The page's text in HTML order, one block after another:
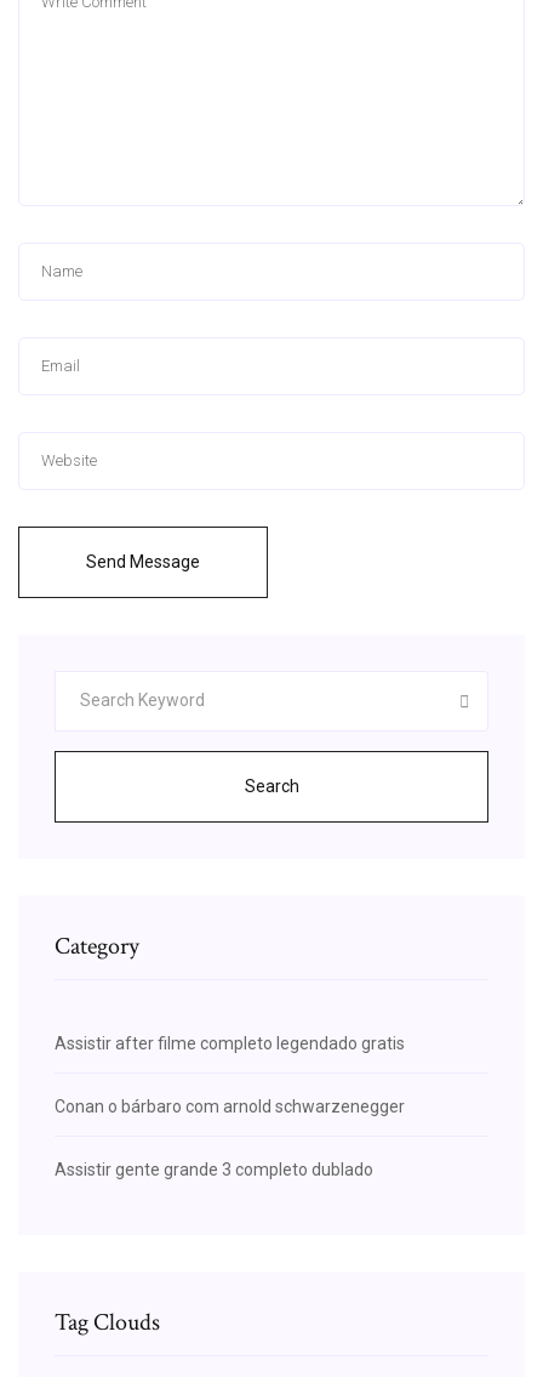
Send Message
Search
Category
Assistir after filme completo legendado gratis
Conan o bárbaro com arnold schwarzenegger
Assistir gente grande 3 completo dublado
Tag Clouds